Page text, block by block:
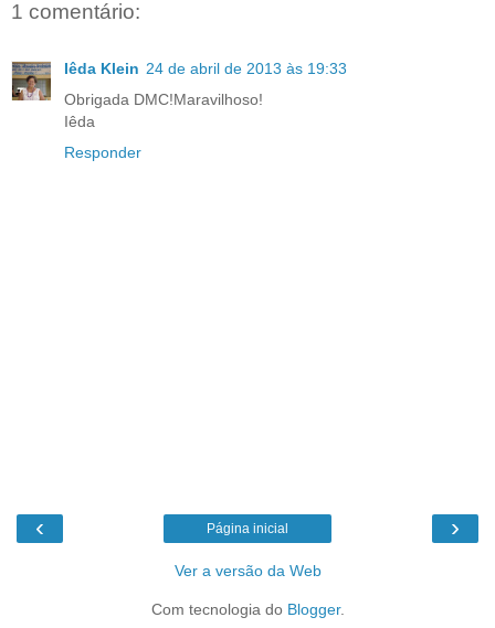
1 comentário:
Iêda Klein 24 de abril de 2013 às 19:33
Obrigada DMC!Maravilhoso!
Iêda
Responder
‹ ›
Página inicial
Ver a versão da Web
Com tecnologia do Blogger.